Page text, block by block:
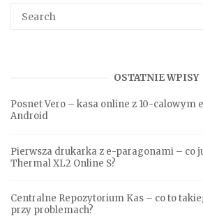
Search
OSTATNIE WPISY
Posnet Vero – kasa online z 10-calowym
Android
Pierwsza drukarka z e-paragonami – co
Thermal XL2 Online S?
Centralne Repozytorium Kas – co to
przy problemach?